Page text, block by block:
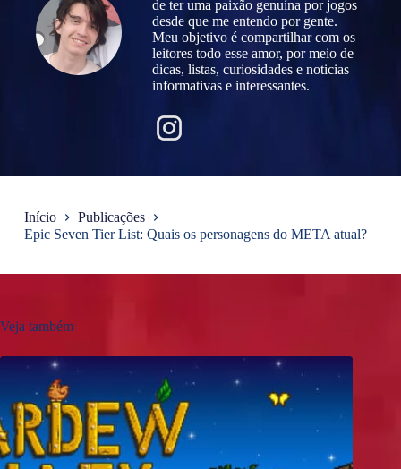
de ter uma paixão genuína por jogos
desde que me entendo por gente.
Meu objetivo é compartilhar com os
leitores todo esse amor, por meio de
dicas, listas, curiosidades e noticias
informativas e interessantes.
Início
Publicações
Epic Seven Tier List: Quais os personagens do META atual?
Veja também